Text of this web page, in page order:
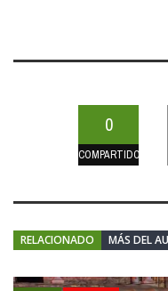
0
COMPARTIDOS
RELACIONADO MÁS DEL